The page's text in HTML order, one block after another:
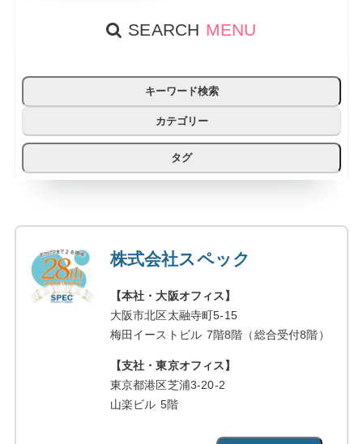
SEARCH MENU
キーワード検索
カテゴリー
タグ
株式会社スペック
【本社・大阪オフィス】
大阪市北区太融寺町5-15
梅田イーストビル 7階8階（総合受付8階）
【支社・東京オフィス】
東京都港区芝浦3-20-2
山楽ビル 5階